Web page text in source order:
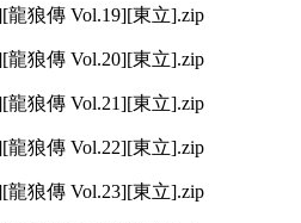
狼傳 Vol.19][東立].zip
狼傳 Vol.20][東立].zip
狼傳 Vol.21][東立].zip
狼傳 Vol.22][東立].zip
狼傳 Vol.23][東立].zip